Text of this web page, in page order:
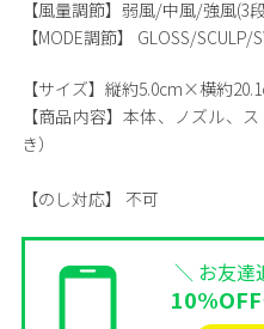
【風量調節】弱風/中風/強風(3
【MODE調節】 GLOSS/SCULP/
【サイズ】 縦約5.0cm×横約
【商品内容】本体、ノズル、
き）
【のし対応】 不可
＼ お友達